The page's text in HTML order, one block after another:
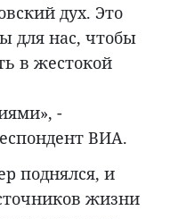
дух. Это
для нас, чтобы
в жестокой
-
ВИА.
поднялся, и
жизни